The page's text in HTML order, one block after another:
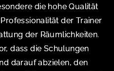
die hohe Qualität
der Trainer
der Räumlichkeiten.
dass die Schulungen
darauf abzielen, den